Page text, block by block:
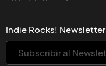
Indie Rocks! Newsletter